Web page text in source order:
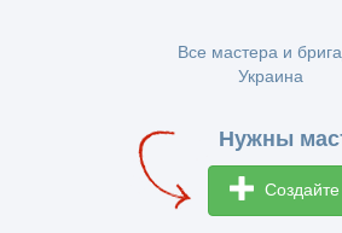
Все мастера и
Украина
Нужны
Создайте